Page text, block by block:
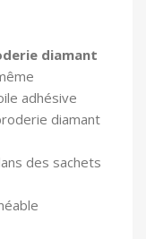
diamant
adhésive
diamant
des sachets